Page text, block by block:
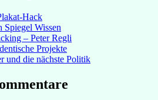
Hack
Spiegel Wissen
– Peter Regli
Projekte
und die nächste Politik